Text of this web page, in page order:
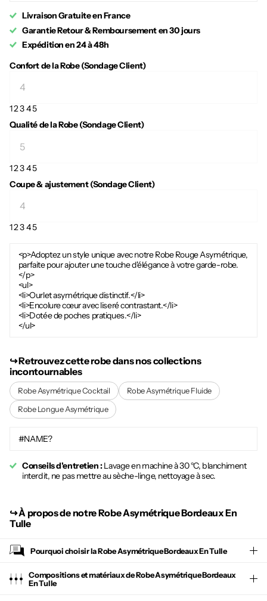
Livraison Gratuite en France
Garantie Retour & Remboursement en 30 jours
Expédition en 24 à 48h
Confort de la Robe (Sondage Client)
12345
Qualité de la Robe (Sondage Client)
12345
Coupe & ajustement (Sondage Client)
12345
<p>Adoptez un style unique avec notre Robe Rouge Asymétrique,
parfaite pour ajouter une touche d'élégance à votre garde-robe.
</p>
<ul>
<li>Ourlet asymétrique distinctif.</li>
<li>Encolure cœur avec liseré contrastant.</li>
<li>Dotée de poches pratiques.</li>
</ul>
↪︎ Retrouvez cette robe dans nos collections
incontournables
Robe Asymétrique Cocktail
Robe Asymétrique Fluide
Robe Longue Asymétrique
#NAME?
Conseils d'entretien :Lavage en machine à 30 °C, blanchiment
interdit, ne pas mettre au sèche-linge, nettoyage à sec.
↪︎À propos de notre Robe Asymétrique Bordeaux En
Tulle
Pourquoi choisir laRobe Asymétrique Bordeaux En Tulle
Compositions et matériaux de Robe Asymétrique Bordeaux
En Tulle